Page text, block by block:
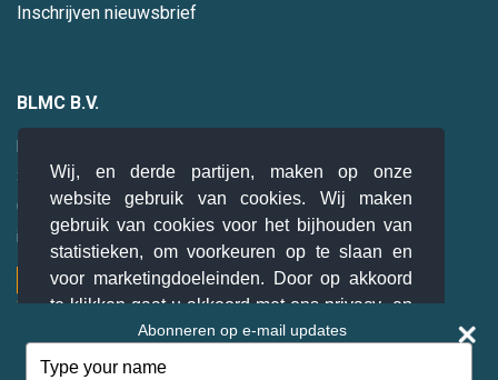
Wij, en derde partijen, maken op onze
website gebruik van cookies. Wij maken
gebruik van cookies voor het bijhouden van
statistieken, om voorkeuren op te slaan en
voor marketingdoeleinden. Door op akkoord
te klikken gaat u akkoord met ons privacy- en
cookiebeleid.Lees meer
Abonneren op e-mail updates
your
Inschrijven nieuwsbrief
BLMC B.V.
Hogebrinkerweg 19
3871 KM
Hoevelaken
085 0 47 94 28
info@blmc.nl